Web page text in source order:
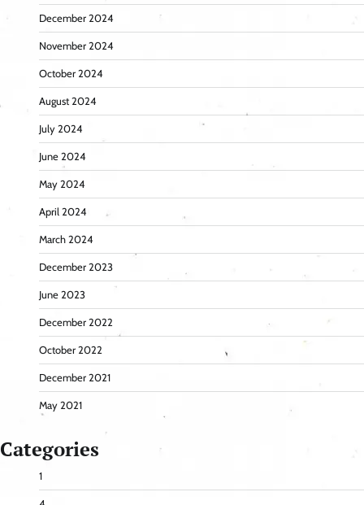
December 2024
November 2024
October 2024
August 2024
July 2024
June 2024
May 2024
April 2024
March 2024
December 2023
June 2023
December 2022
October 2022
December 2021
May 2021
Categories
1